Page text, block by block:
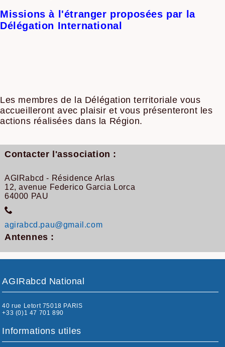
Missions à l'étranger proposées par la
Délégation International
Les membres de la Délégation territoriale vous
accueilleront avec plaisir et vous présenteront les
actions réalisées dans la Région.
Contacter l'association :
AGIRabcd - Résidence Arlas
12, avenue Federico Garcia Lorca
64000 PAU
agirabcd.pau@gmail.com
Antennes :
AGIRabcd National
40 rue Letort 75018 PARIS
+33 (0)1 47 701 890
Informations utiles